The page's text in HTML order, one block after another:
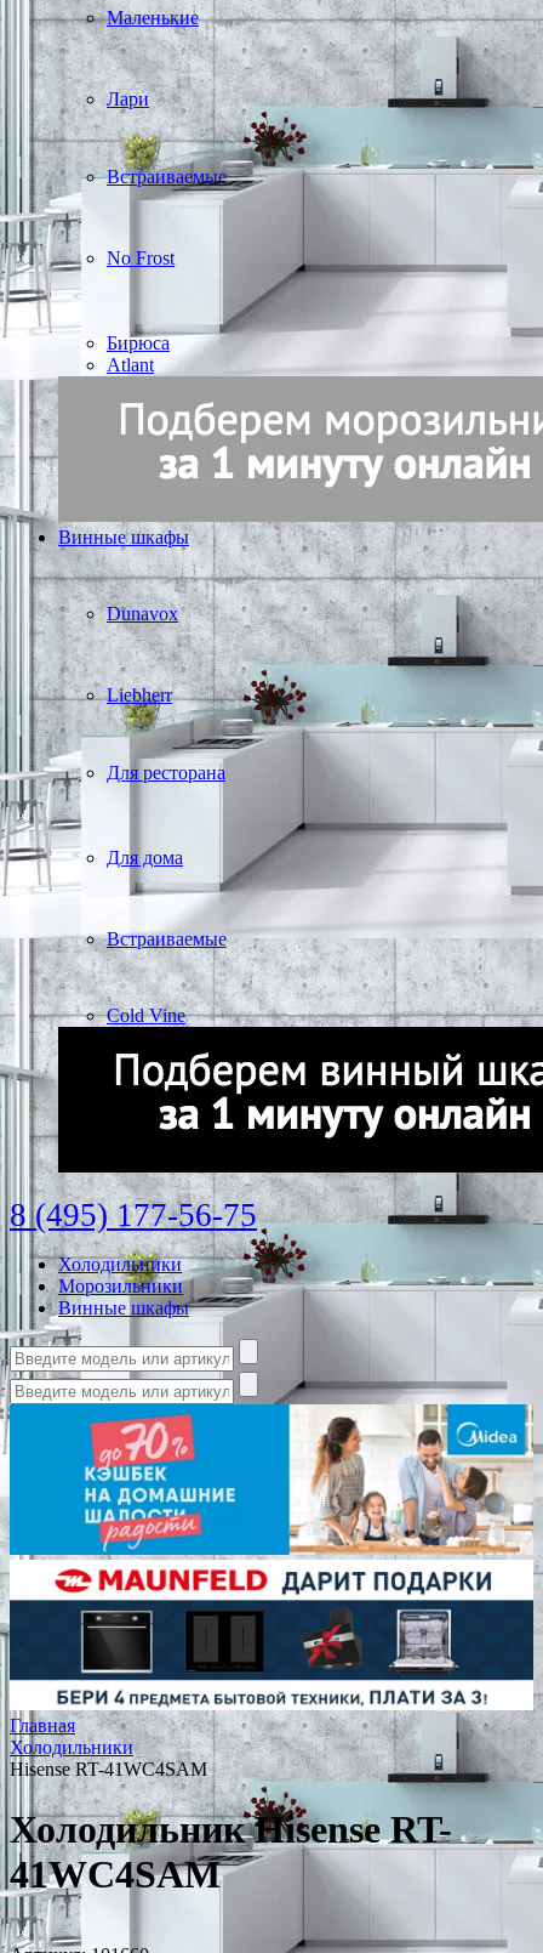
Маленькие
Лари
Встраиваемые
No Frost
Бирюса
Atlant
Винные шкафы
Dunavox
Liebherr
Для ресторана
Для дома
Встраиваемые
Cold Vine
8 (495) 177-56-75
Холодильники
Морозильники
Винные шкафы
Главная
Холодильники
Hisense RT-41WC4SAM
Холодильник Hisense RT-
41WC4SAM